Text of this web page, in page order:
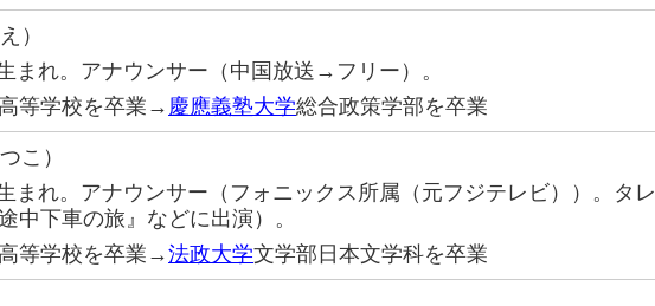
）
まれ。アナウンサー（中国放送→フリー）。
等学校を卒業→ 慶應義塾大学総合政策学部を卒業
こ）
まれ。アナウンサー（フォニックス所属（元フジテレビ））。タレ
中下車の旅』などに出演）。
等学校を卒業→法政大学文学部日本文学科を卒業